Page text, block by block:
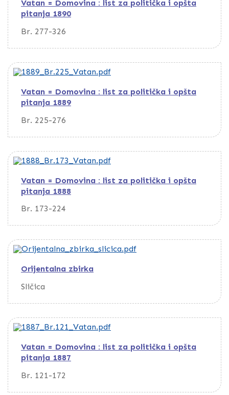
Vatan = Domovina : list za politička i opšta
pitanja 1890
Br. 277-326
Vatan = Domovina : list za politička i opšta
pitanja 1889
Br. 225-276
Vatan = Domovina : list za politička i opšta
pitanja 1888
Br. 173-224
Orijentalna zbirka
Sličica
Vatan = Domovina : list za politička i opšta
pitanja 1887
Br. 121-172